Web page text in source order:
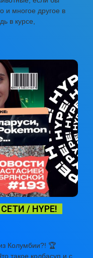
и многое другое в
в курсе,
/ HYPE!
Колумбии?! 🏆
такое колбасуп и с